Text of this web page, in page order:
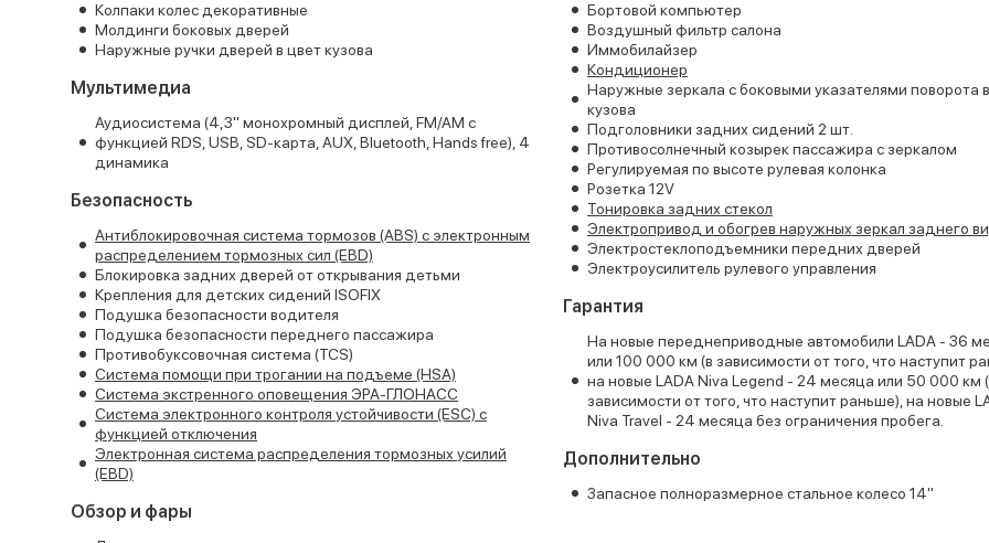
Колпаки колес декоративные
Молдинги боковых дверей
Наружные ручки дверей в цвет кузова
Мультимедиа
Аудиосистема (4,3'' монохромный дисплей, FM/AM с
функцией RDS, USB, SD-карта, AUX, Bluetooth, Hands free), 4
динамика
Безопасность
Антиблокировочная система тормозов (ABS) с электронным
распределением тормозных сил (EBD)
Блокировка задних дверей от открывания детьми
Крепления для детских сидений ISOFIX
Подушка безопасности водителя
Подушка безопасности переднего пассажира
Противобуксовочная система (TCS)
Система помощи при трогании на подъеме (HSА)
Система экстренного оповещения ЭРА-ГЛОНАСС
Система электронного контроля устойчивости (ESC) с
функцией отключения
Электронная система распределения тормозных усилий
(EBD)
Обзор и фары
Бортовой компьютер
Воздушный фильтр салона
Иммобилайзер
Кондиционер
Наружные зеркала с боковыми указателями поворота
кузова
Подголовники задних сидений 2 шт.
Противосолнечный козырек пассажира с зеркалом
Регулируемая по высоте рулевая колонка
Розетка 12V
Тонировка задних стекол
Электропривод и обогрев наружных зеркал заднего
Электростеклоподъемники передних дверей
Электроусилитель рулевого управления
Гарантия
На новые переднеприводные автомобили LADA - 36
или 100 000 км (в зависимости от того, что наступит
на новые LADA Niva Legend - 24 месяца или 50 000 км
зависимости от того, что наступит раньше), на новые
Niva Travel - 24 месяца без ограничения пробега.
Дополнительно
Запасное полноразмерное стальное колесо 14''